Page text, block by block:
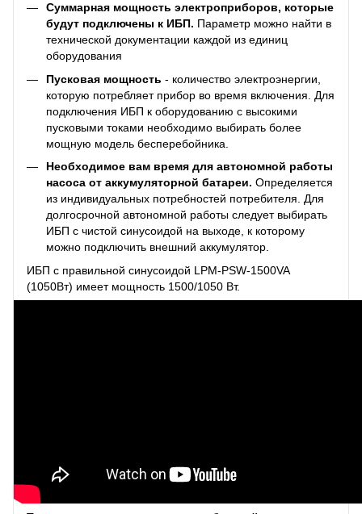
Суммарная мощность электроприборов, которые
будут подключены к ИБП. Параметр можно найти в
технической документации каждой из единиц
оборудования
Пусковая мощность - количество электроэнергии,
которую потребляет прибор во время включения. Для
подключения ИБП к оборудованию с высокими
пусковыми токами необходимо выбирать более
мощную модель бесперебойника.
Необходимое вам время для автономной работы
насоса от аккумуляторной батареи. Определяется
из индивидуальных потребностей потребителя. Для
долгосрочной автономной работы следует выбирать
ИБП с чистой синусоидой на выходе, к которому
можно подключить внешний аккумулятор.
ИБП с правильной синусоидой LPM-PSW-1500VA
(1050Вт) имеет мощность 1500/1050 Вт.